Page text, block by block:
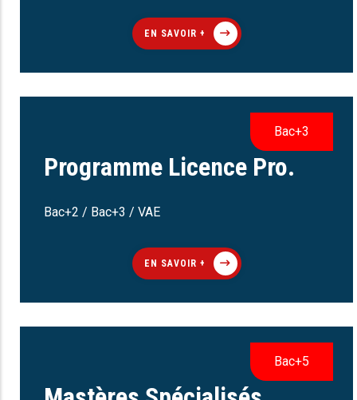
EN SAVOIR +
Programme Licence Pro.
Bac+3
Bac+2 / Bac+3 / VAE
EN SAVOIR +
Bac+5